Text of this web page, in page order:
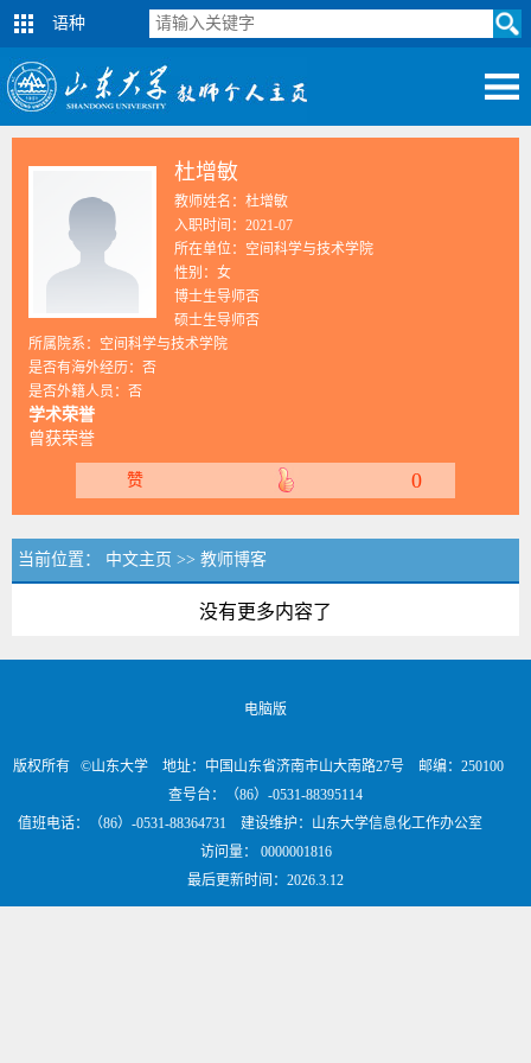
语种
杜增敏
教师姓名：杜增敏
入职时间：2021-07
所在单位：空间科学与技术学院
性别：女
博士生导师否
硕士生导师否
所属院系：空间科学与技术学院
是否有海外经历：否
是否外籍人员：否
学术荣誉
曾获荣誉
赞 0
当前位置： 中文主页 >> 教师博客
没有更多内容了
电脑版
版权所有 ©山东大学 地址：中国山东省济南市山大南路27号 邮编：250100
查号台：（86）-0531-88395114
值班电话：（86）-0531-88364731 建设维护：山东大学信息化工作办公室
访问量： 0000001816
最后更新时间： 2026.3.12